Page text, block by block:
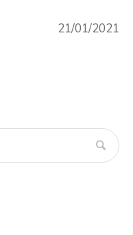
21/01/2021